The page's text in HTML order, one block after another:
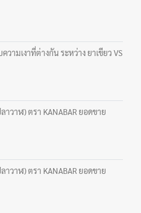
วามเงาที่ต่างกัน ระหว่าง ยาเขียว VS
าวาฬ) ตรา KANABAR ยอดขาย
าวาฬ) ตรา KANABAR ยอดขาย